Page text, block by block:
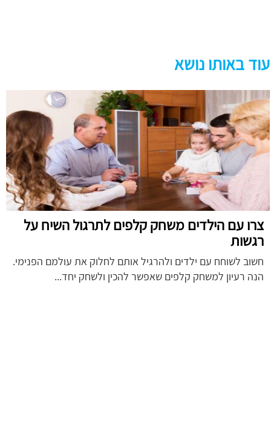
עוד באותו נושא
צרו עם הילדים משחק קלפים לתרגול השיח על
רגשות
חשוב לשוחח עם ילדים ולהרגיל אותם לחלוק את עולמם הפנימי.
הנה רעיון למשחק קלפים שאפשר להכין ולשחק יחד...